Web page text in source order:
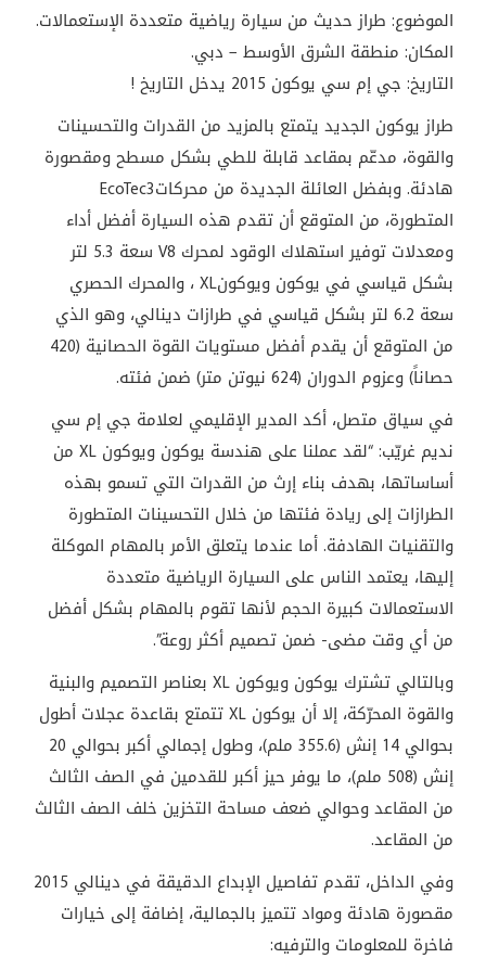
الموضوع: طراز حديث من سيارة رياضية متعددة الإستعمالات.
المكان: منطقة الشرق الأوسط – دبي.
التاريخ: جي إم سي يوكون 2015 يدخل التاريخ !
طراز يوكون الجديد يتمتع بالمزيد من القدرات والتحسينات
والقوة، مدعّم بمقاعد قابلة للطي بشكل مسطح ومقصورة
هادئة. وبفضل العائلة الجديدة من محركاتEcoTec3
المتطورة، من المتوقع أن تقدم هذه السيارة أفضل أداء
ومعدلات توفير استهلاك الوقود لمحرك V8
سعة 5.3 لتر
بشكل قياسي في يوكون ويوكونXL، والمحرك الحصري
سعة 6.2 لتر بشكل قياسي في طرازات دينالي، وهو الذي
من المتوقع أن يقدم أفضل مستويات القوة الحصانية (420
حصاناً) وعزوم الدوران (624 نيوتن متر) ضمن فئته
.
في سياق متصل، أكد المدير الإقليمي لعلامة جي إم سي
نديم غريّب: “لقد عملنا على هندسة يوكون ويوكون XL من
أساساتها، بهدف بناء إرث من القدرات التي تسمو بهذه
الطرازات إلى ريادة فئتها من خلال التحسينات المتطورة
والتقنيات الهادفة. أما عندما يتعلق الأمر بالمهام الموكلة
إليها، يعتمد الناس على السيارة الرياضية متعددة
الاستعمالات كبيرة الحجم لأنها تقوم بالمهام بشكل أفضل
من أي وقت مضى- ضمن تصميم أكثر روعة”.
وبالتالي تشترك يوكون ويوكون XL بعناصر التصميم والبنية
والقوة المحرّكة، إلا أن يوكون XLتتمتع بقاعدة عجلات أطول
بحوالي 14 إنش (355.6 ملم)، وطول إجمالي أكبر بحوالي 20
إنش (508 ملم)، ما يوفر حيز أكبر للقدمين في الصف الثالث
من المقاعد وحوالي ضعف مساحة التخزين خلف الصف الثالث
من المقاعد.
وفي الداخل، تقدم تفاصيل الإبداع الدقيقة في دينالي 2015
مقصورة هادئة ومواد تتميز بالجمالية، إضافة إلى خيارات
فاخرة للمعلومات والترفيه: